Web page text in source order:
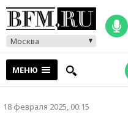
Москва
МЕНЮ
18 февраля 2025, 00:15